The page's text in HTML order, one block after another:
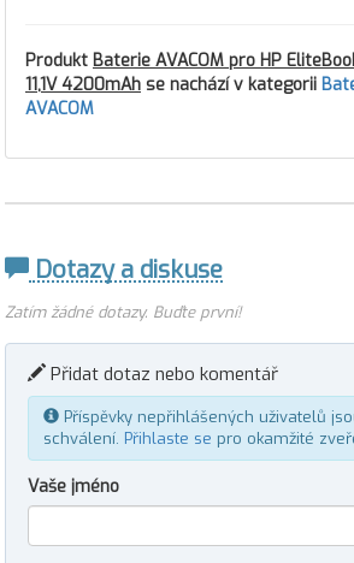
Produkt Baterie AVACOM pro HP
11,1V 4200mAh se nachází v kategorii
AVACOM
Dotazy a diskuse
Zatím žádné dotazy. Buďte první!
Přidat dotaz nebo komentář
Příspěvky nepřihlášených uživatelů
schválení. Přihlaste se pro okamžité
Vaše jméno